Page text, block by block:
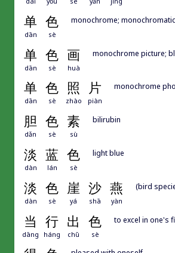
单 色
dān sè
monochrome;
单 色 画
dān sè huà
monochrome picture;
单 色 照 片
dān sè zhào piàn
monochrome
胆 色 素
dǎn sè sù
bilirubin
淡 蓝 色
dàn lán sè
light blue
淡 色 崖 沙 燕
dàn sè yá shā yàn
(bird
当 行 出 色
dāng háng chū sè
to excel in one's